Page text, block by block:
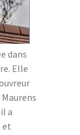
dans
Elle
a
et